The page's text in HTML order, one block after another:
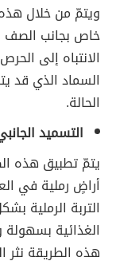
ويتمّ من خلال
خاص بجانب الصف
الانتباه إلى
السماد الذي قد
الحالة.
التسميد
يتمّ تطبيق هذه
أراضٍ رملية في
التربة الرملية
الغذائية
هذه الطريقة